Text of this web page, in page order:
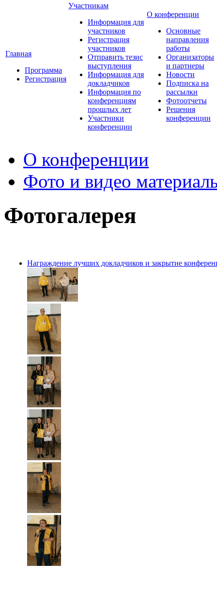
Главная
Программа
Регистрация
Участникам
Информация для
участников
Регистрация
участников
Отправить тезис
выступления
Информация для
докладчиков
Информация по
конференциям
прошлых лет
Участники
конференции
О конференции
Основные
направления
работы
Организаторы
и партнеры
Новости
Подписка на
рассылки
Фотоотчеты
Решения
конференции
О конференции
Фото и видео
Фотогалерея
Награждение лучших докладчиков и закрытие